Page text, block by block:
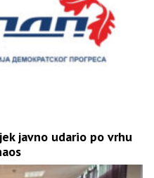
javno udario po vrhu